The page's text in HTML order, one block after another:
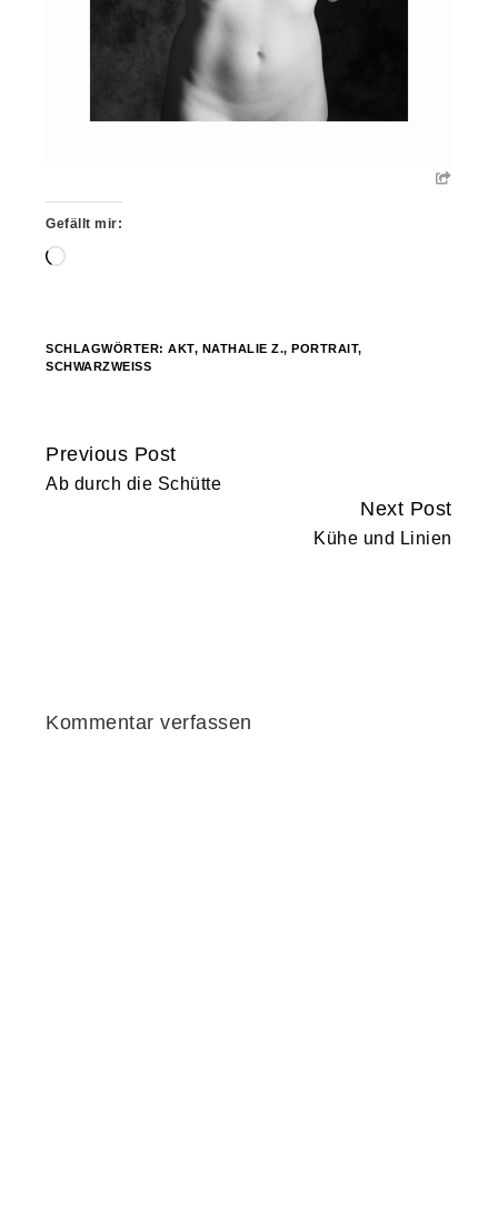
Gefällt mir:
Wird
SCHLAGWÖRTER:AKT, NATHALIE Z.,PORTRAIT,
SCHWARZWEISS
Continue
Reading
Previous Post
Ab durch die Schütte
Next Post
Kühe und Linien
Kommentar verfassen